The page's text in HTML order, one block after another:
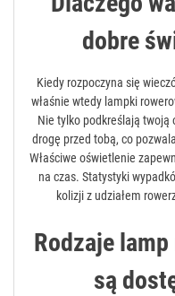
dobre
Kiedy rozpoczyna się
właśnie wtedy lampki
Nie tylko podkreślają twoją
drogę przed tobą, co
Właściwe oświetlenie
na czas. Statystyki
kolizji z udziałem
Rodzaje
są